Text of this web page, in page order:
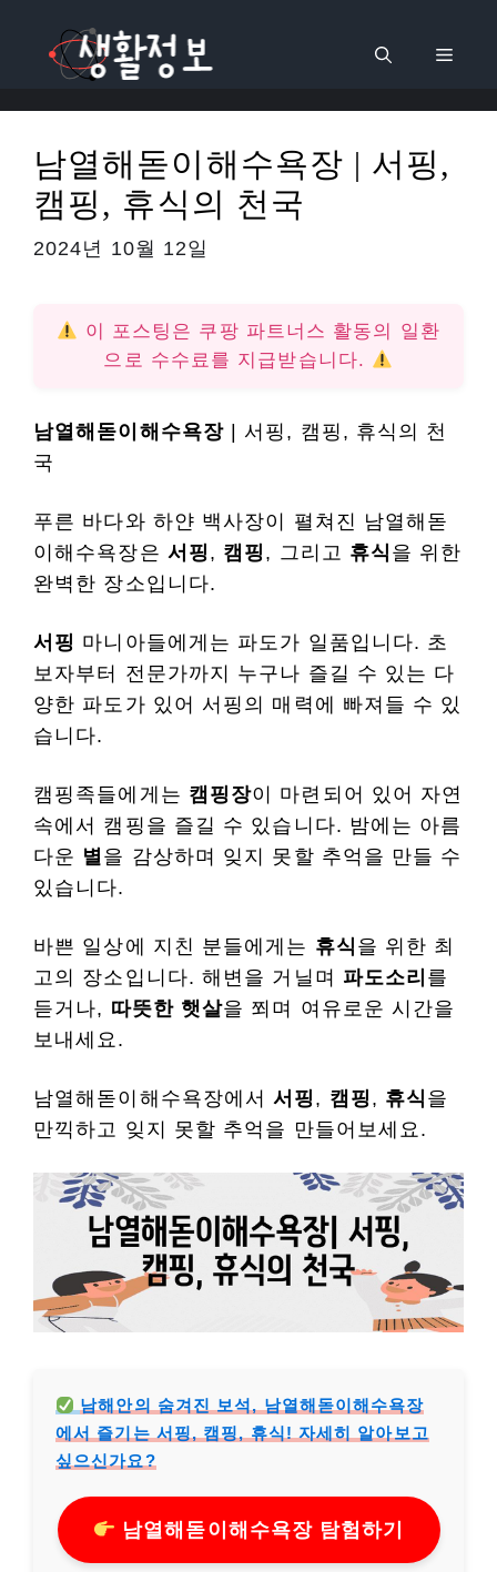
로
메
남열해돋이해수욕장 | 서핑,
캠핑, 휴식의 천국
2024년 10월 12일
이 포스팅은 쿠팡 파트너스 활동의 일환
으로 수수료를 지급받습니다.
남열해돋이해수욕장| 서핑, 캠핑, 휴식의 천
국
푸른 바다와 하얀 백사장이 펼쳐진 남열해돋
이해수욕장은 서핑 , 캠핑 , 그리고 휴식 을 위한
완벽한 장소입니다.
서핑 마니아들에게는 파도가 일품입니다. 초
보자부터 전문가까지 누구나 즐길 수 있는 다
양한 파도가 있어 서핑의 매력에 빠져들 수 있
습니다.
캠핑족들에게는 캠핑장이 마련되어 있어 자연
속에서 캠핑을 즐길 수 있습니다. 밤에는 아름
다운 별 을 감상하며 잊지 못할 추억을 만들 수
있습니다.
바쁜 일상에 지친 분들에게는 휴식 을 위한 최
고의 장소입니다. 해변을 거닐며 파도소리 를
듣거나, 따뜻한 햇살을 쬐며 여유로운 시간을
보내세요.
남열해돋이해수욕장에서서핑 , 캠핑 , 휴식 을
만끽하고 잊지 못할 추억을 만들어보세요.
남해안의 숨겨진 보석, 남열해돋이해수욕장
에서 즐기는 서핑, 캠핑, 휴식! 자세히 알아보고
싶으신가요?
남열해돋이해수욕장 탐험하기